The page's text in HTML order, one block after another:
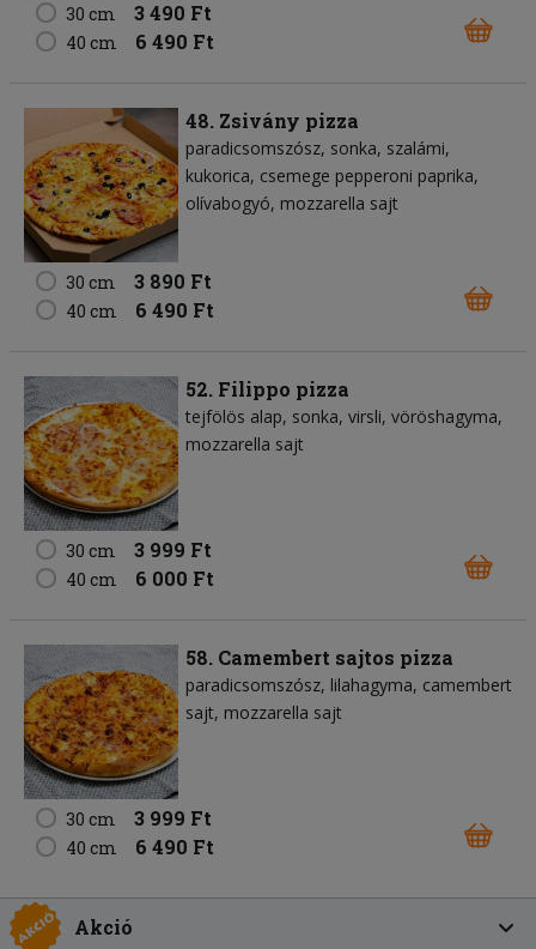
30 cm 3 490 Ft
40 cm 6 490 Ft
48. Zsivány pizza
paradicsomszósz sonka szalámi
kukorica csemege pepperoni paprika
olívabogyó mozzarella sajt
30 cm 3 890 Ft
40 cm 6 490 Ft
52. Filippo pizza
tejfölös alap sonka virsli vöröshagyma
mozzarella sajt
30 cm 3 999 Ft
40 cm 6 000 Ft
58. Camembert sajtos pizza
paradicsomszósz lilahagyma camembert
sajt mozzarella sajt
30 cm 3 999 Ft
40 cm 6 490 Ft
Akció